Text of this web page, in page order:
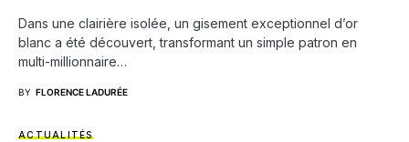
Dans une clairière isolée, un gisement exceptionnel d’or
blanc a été découvert, transformant un simple patron en
multi-millionnaire…
BY FLORENCE LADURÉE
ACTUALITÉS